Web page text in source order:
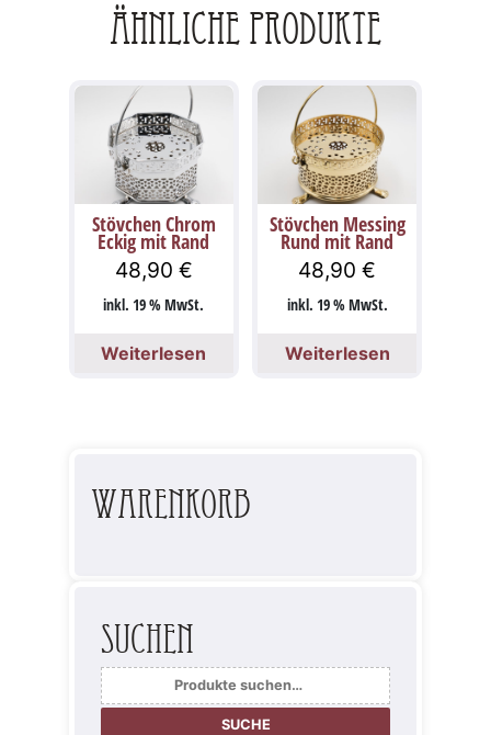
Ähnliche Produkte
Stövchen Chrom
Eckig mit Rand
48,90 €
inkl. 19 % MwSt.
Weiterlesen
Stövchen Messing
Rund mit Rand
48,90€
inkl. 19 % MwSt.
Weiterlesen
Warenkorb
Suchen
Suche
nach:
SUCHE